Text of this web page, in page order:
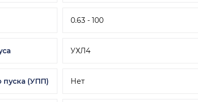
0.63 - 100
УХЛ4
пуска (УПП) Нет